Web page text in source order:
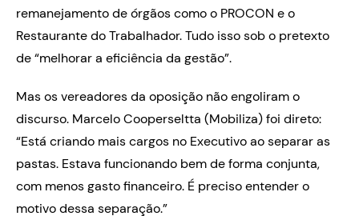
remanejamento de órgãos como o PROCON e o
Restaurante do Trabalhador. Tudo isso sob o pretexto
de “melhorar a eficiência da gestão”.
Mas os vereadores da oposição não engoliram o
discurso. Marcelo Cooperseltta (Mobiliza) foi direto:
“Está criando mais cargos no Executivo ao separar as
pastas. Estava funcionando bem de forma conjunta,
com menos gasto financeiro. É preciso entender o
motivo dessa separação.”